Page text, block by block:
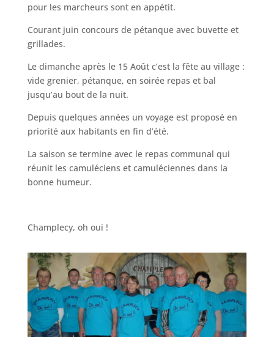
pour les marcheurs sont en appétit.
Courant juin concours de pétanque avec buvette et
grillades.
Le dimanche après le 15 Août c’est la fête au village :
vide grenier, pétanque, en soirée repas et bal
jusqu’au bout de la nuit.
Depuis quelques années un voyage est proposé en
priorité aux habitants en fin d’été.
La saison se termine avec le repas communal qui
réunit les camuléciens et camuléciennes dans la
bonne humeur.
Champlecy, oh oui !